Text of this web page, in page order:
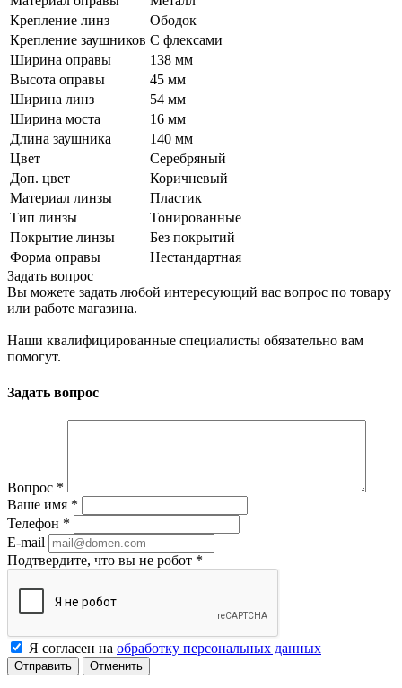
Крепление линз
Ободок
Крепление заушников С флексами
Ширина оправы
138 мм
Высота оправы
45 мм
Ширина линз
54 мм
Ширина моста
16 мм
Длина заушника
140 мм
Цвет
Серебряный
Доп. цвет
Коричневый
Материал линзы
Пластик
Тип линзы
Тонированные
Покрытие линзы
Без покрытий
Форма оправы
Нестандартная
Задать вопрос
Вы можете задать любой интересующий вас вопрос по товару
или работе магазина.
Наши квалифицированные специалисты обязательно вам
помогут.
Задать вопрос
Вопрос *
Ваше имя *
Телефон *
E-mail
Подтвердите, что вы не робот *
Я согласен на обработку персональных данных
Отменить